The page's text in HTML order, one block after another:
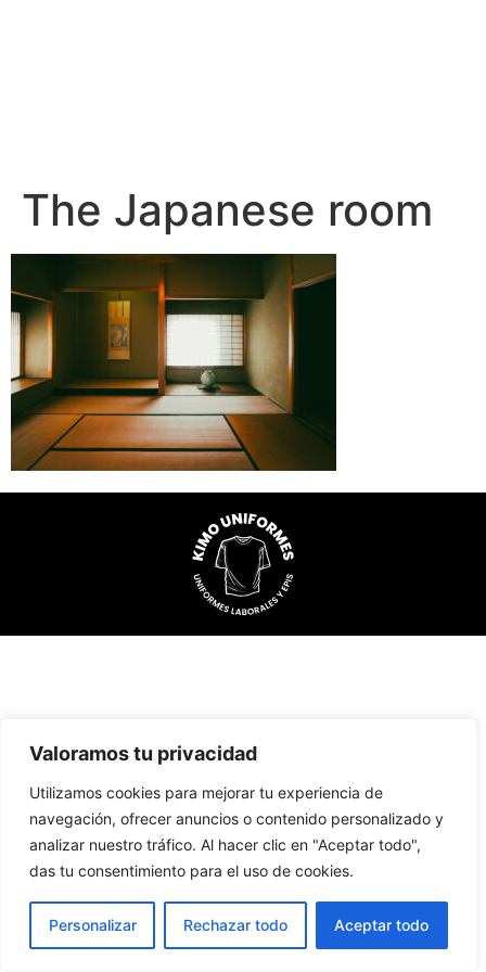
Valoramos tu privacidad
Utilizamos cookies para mejorar tu experiencia de
navegación, ofrecer anuncios o contenido personalizado y
analizar nuestro tráfico. Al hacer clic en "Aceptar todo",
das tu consentimiento para el uso de cookies.
Personalizar Rechazar todo Aceptar todo
The Japanese room